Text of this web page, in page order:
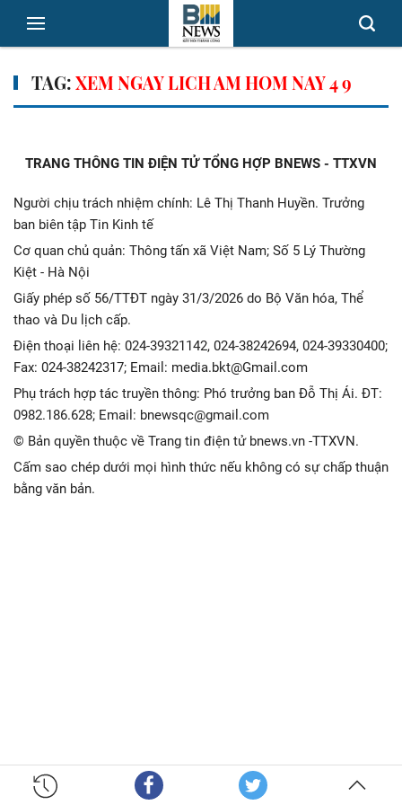
TAG:XEM NGAY LICH AM HOM NAY 4 9
TRANG THÔNG TIN ĐIỆN TỬ TỔNG HỢP BNEWS - TTXVN
Người chịu trách nhiệm chính: Lê Thị Thanh Huyền. Trưởng
ban biên tập Tin Kinh tế
Cơ quan chủ quản: Thông tấn xã Việt Nam; Số 5 Lý Thường
Kiệt - Hà Nội
Giấy phép số 56/TTĐT ngày 31/3/2026 do Bộ Văn hóa, Thể
thao và Du lịch cấp.
Điện thoại liên hệ: 024-39321142, 024-38242694, 024-39330400;
Fax: 024-38242317; Email: media.bkt@Gmail.com
Phụ trách hợp tác truyền thông: Phó trưởng ban Đỗ Thị Ái. ĐT:
0982.186.628; Email: bnewsqc@gmail.com
© Bản quyền thuộc về Trang tin điện tử bnews.vn -TTXVN.
Cấm sao chép dưới mọi hình thức nếu không có sự chấp thuận
bằng văn bản.